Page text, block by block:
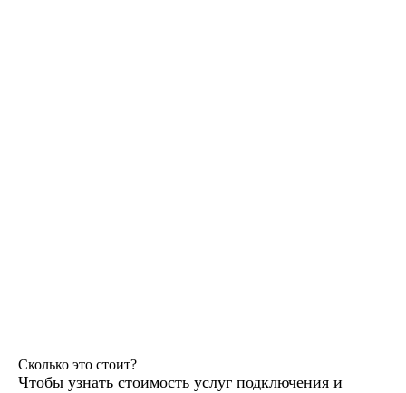
Сколько это стоит?
Чтобы узнать стоимость услуг подключения и